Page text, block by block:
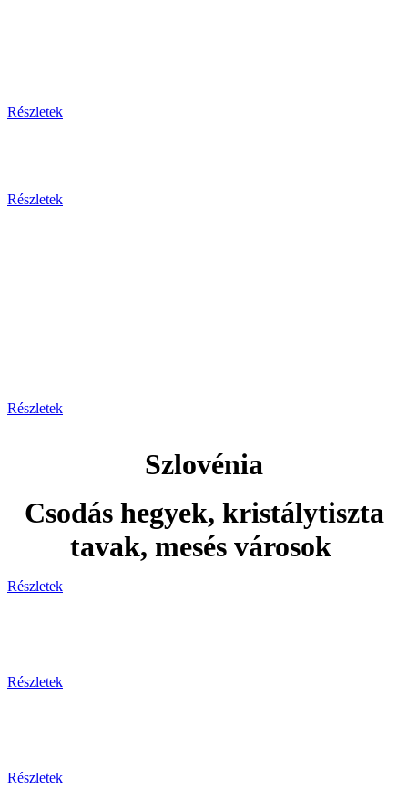
Részletek
Részletek
Részletek
Szlovénia
Csodás hegyek, kristálytiszta
tavak, mesés városok
Részletek
Részletek
Részletek